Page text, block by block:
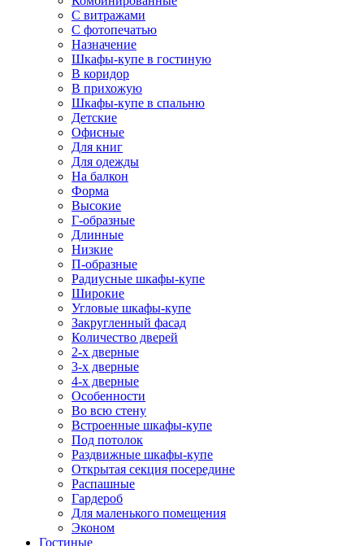
С витражами
С фотопечатью
Назначение
Шкафы-купе в гостиную
В коридор
В прихожую
Шкафы-купе в спальню
Детские
Офисные
Для книг
Для одежды
На балкон
Форма
Высокие
Г-образные
Длинные
Низкие
П-образные
Радиусные шкафы-купе
Широкие
Угловые шкафы-купе
Закругленный фасад
Количество дверей
2-х дверные
3-х дверные
4-х дверные
Особенности
Во всю стену
Встроенные шкафы-купе
Под потолок
Раздвижные шкафы-купе
Открытая секция посередине
Распашные
Гардероб
Для маленького помещения
Эконом
Гостиные